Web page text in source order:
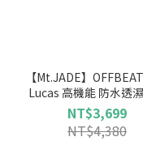
【Mt.JADE】
Lucas 高機能 防水透
長版外套 21A110020
NT$3,699
NT$4,380